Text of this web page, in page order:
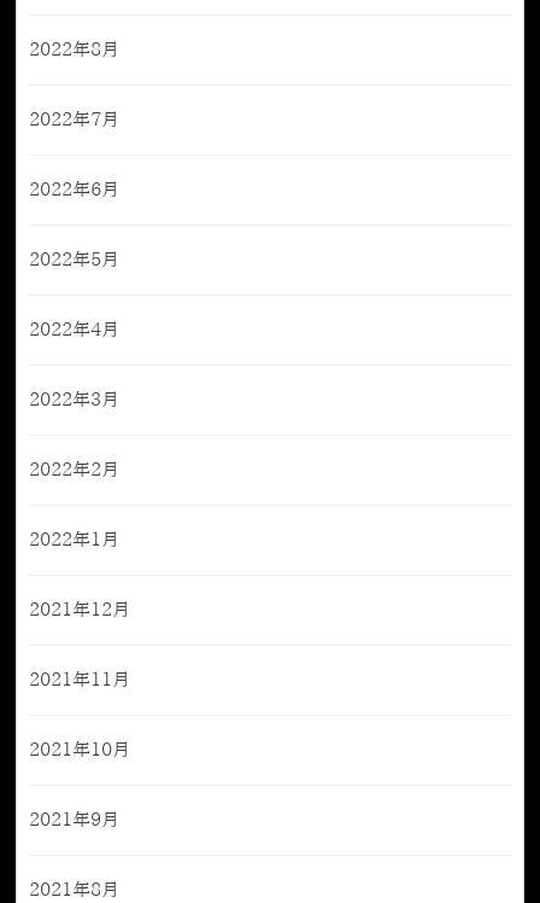
2022年8月
2022年7月
2022年6月
2022年5月
2022年4月
2022年3月
2022年2月
2022年1月
2021年12月
2021年11月
2021年10月
2021年9月
2021年8月